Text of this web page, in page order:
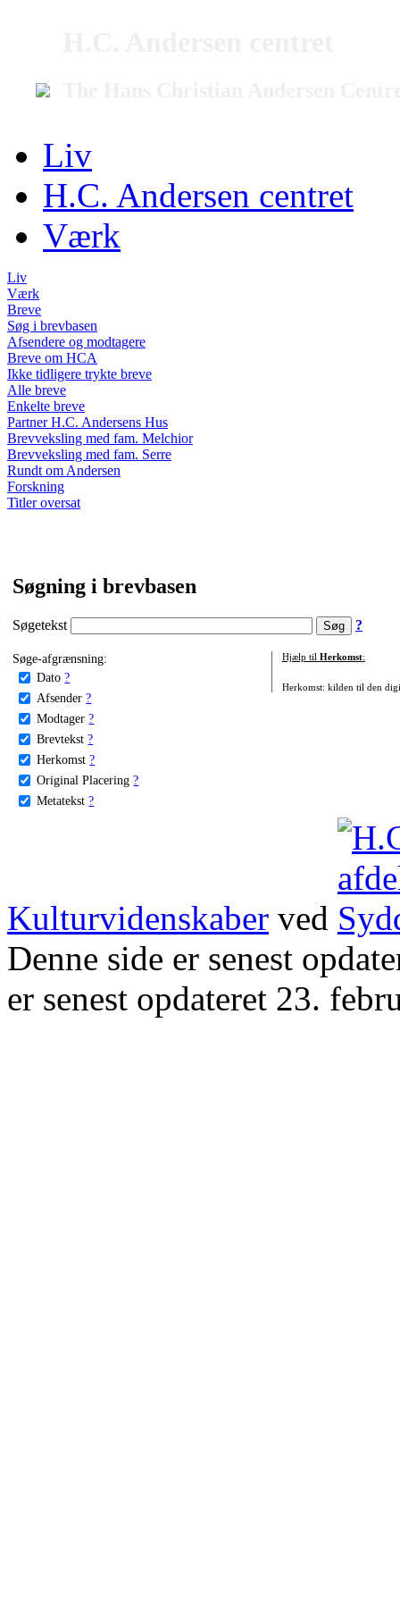
Liv
H.C. Andersen centret
Værk
Liv
Værk
Breve
Søg i brevbasen
Afsendere og modtagere
Breve om HCA
Ikke tidligere trykte breve
Alle breve
Enkelte breve
Partner H.C. Andersens Hus
Brevveksling med fam. Melchior
Brevveksling med fam. Serre
Rundt om Andersen
Forskning
Titler oversat
Søgning i brevbasen
Søgetekst ?
Søge-afgrænsning:
Dato ?
Afsender ?
Modtager ?
Brevtekst ?
Herkomst ?
Original Placering ?
Metatekst ?
Hjælp til Herkomst:
Herkomst: kilden til den
Kulturvidenskaber ved
Denne side er senest
er senest opdateret 23.